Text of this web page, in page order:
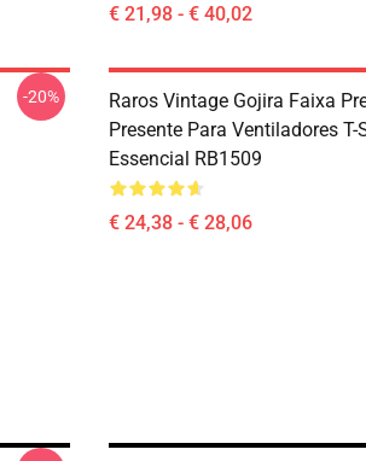
€ 21,98 - € 40,02
-20%
Raros Vintage Gojira Faixa
Presente Para Ventiladores T-
Essencial RB1509
€ 24,38 - € 28,06